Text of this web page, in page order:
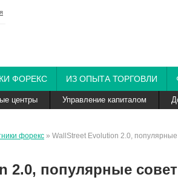
ФОРЕКС ИЗ ОПЫТА ТОРГОВЛИ
центры Управление капиталом
форекс » WallStreet Evolution 2.0,
2.0, популярные